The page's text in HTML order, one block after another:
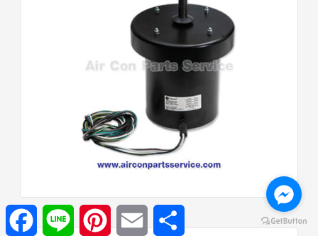
Facebook Line Pinterest Email